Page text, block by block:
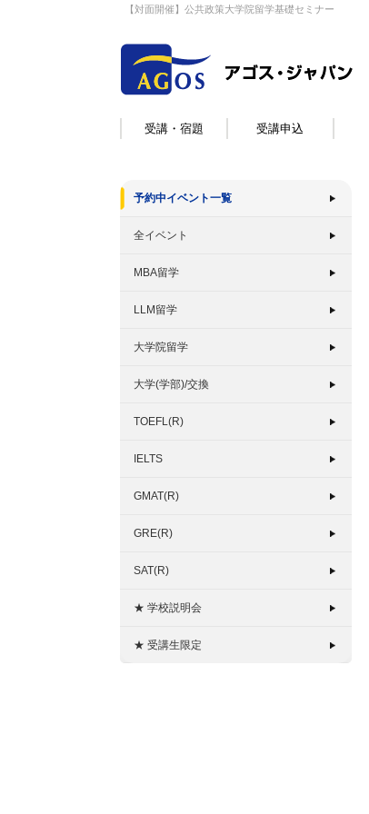
【対面開催】公共政策大学院留学基礎セミナー
受講・宿題 受講申込
予約中イベント一覧
全イベント
MBA留学
LLM留学
大学院留学
大学(学部)/交換
TOEFL(R)
IELTS
GMAT(R)
GRE(R)
SAT(R)
★ 学校説明会
★ 受講生限定